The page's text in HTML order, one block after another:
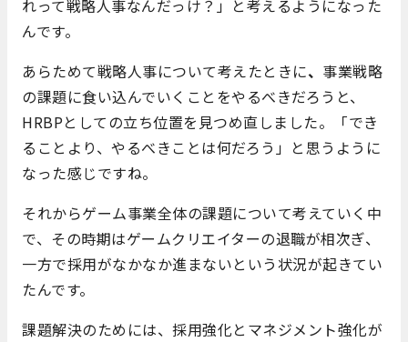
れって戦略人事なんだっけ？」と考えるようになった
んです。
あらためて戦略人事について考えたときに、 事業戦略
の課題に食い込んでいくことをやるべきだろうと、
HRBPとしての立ち位置を見つめ直しました。「でき
ることより、やるべきことは何だろう」と思うように
なった感じですね。
それからゲーム事業全体の課題について考えていく中
で、その時期はゲームクリエイターの退職が相次ぎ、
一方で採用がなかなか進まないという状況が起きてい
たんです。
課題解決のためには、採用強化とマネジメント強化が